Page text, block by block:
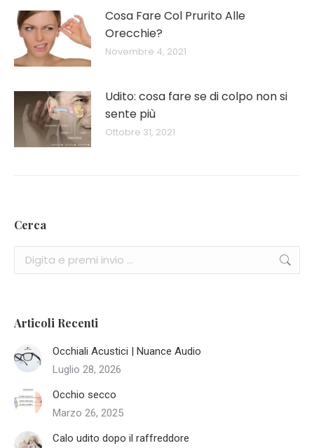
Cosa Fare Col Prurito Alle
Orecchie?
Novembre 4, 2021
Udito: cosa fare se di colpo non si
sente più
Ottobre 31, 2021
Cerca
Articoli Recenti
Occhiali Acustici | Nuance Audio
Luglio 28, 2026
Occhio secco
Marzo 26, 2025
Calo udito dopo il raffreddore